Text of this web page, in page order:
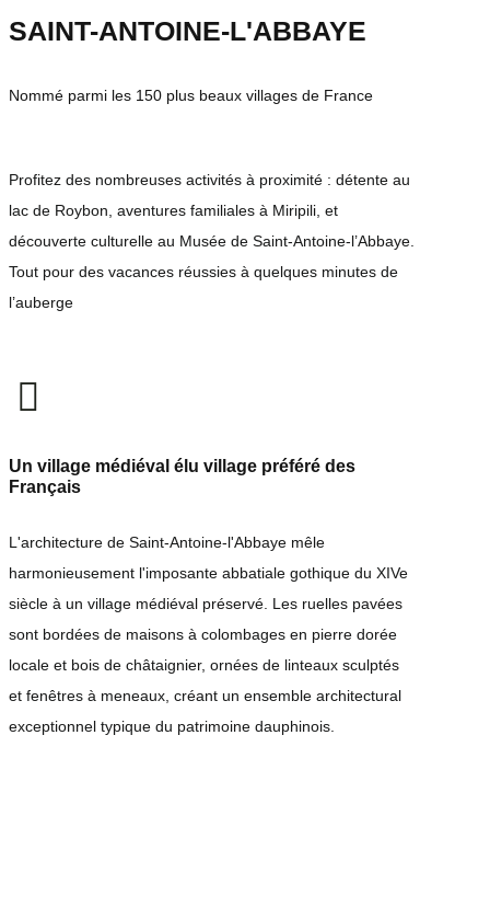
SAINT-ANTOINE-L'ABBAYE
Nommé parmi les 150 plus beaux villages de France
Profitez des nombreuses activités à proximité : détente au
lac de Roybon, aventures familiales à Miripili, et
découverte culturelle au Musée de Saint-Antoine-l’Abbaye.
Tout pour des vacances réussies à quelques minutes de
l’auberge
Un village médiéval élu village préféré des
Français
L'architecture de Saint-Antoine-l'Abbaye mêle
harmonieusement l'imposante abbatiale gothique du XIVe
siècle à un village médiéval préservé. Les ruelles pavées
sont bordées de maisons à colombages en pierre dorée
locale et bois de châtaignier, ornées de linteaux sculptés
et fenêtres à meneaux, créant un ensemble architectural
exceptionnel typique du patrimoine dauphinois.